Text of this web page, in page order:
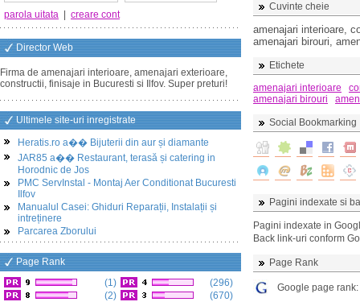
parola uitata creare cont
Director Web
Firma de amenajari interioare, amenajari exterioare,
constructii, finisaje in Bucuresti si Ilfov. Super preturi!
Ultimele site-uri inregistrate
Heratis.ro a�� Bijuterii din aur și diamante
JAR85 a�� Restaurant, terasă și catering in
Horodnic de Jos
PMC ServInstal - Montaj Aer Conditionat Bucuresti
Ilfov
Manualul Casei: Ghiduri Reparații, Instalații și
intreținere
Parcarea Zborului
Page Rank
(1)
(2)
(296)
(670)
Cuvinte cheie
amenajari interioare,
amenajari birouri,
Etichete
amenajari interioare
amenajari birouri
Social Bookmarking
Pagini indexate si
Pagini indexate in
Back link-uri conform
Page Rank
Google page rank: